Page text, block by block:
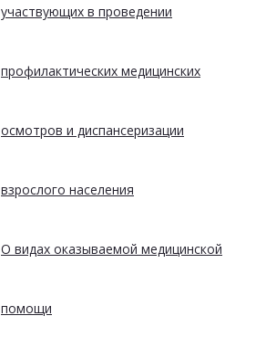
участвующих в проведении
профилактических медицинских
осмотров и диспансеризации
взрослого населения
О видах оказываемой медицинской
помощи